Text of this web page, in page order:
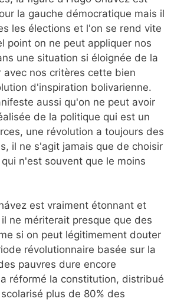
la gauche démocratique mais il
les élections et l'on se rend vite
point on ne peut appliquer nos
une situation si éloignée de la
avec nos critères cette bien
d'inspiration bolivarienne.
aussi qu'on ne peut avoir
de la politique qui est un
une révolution a toujours des
il ne s'agit jamais que de choisir
n'est souvent que le moins
est vraiment étonnant et
ne mériterait presque que des
si on peut légitimement douter
révolutionnaire basée sur la
pauvres dure encore
réformé la constitution, distribué
plus de 80% des